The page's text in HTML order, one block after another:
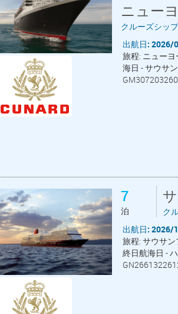
ニュー
クルーズシッ
出航日: 2026/
旅程: ニュー
海日 - サウサ
7
泊
ク
出航日: 2026/
旅程: サウサ
終日航海日 -